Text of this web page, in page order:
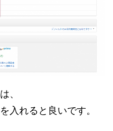
、
入れると良いです。